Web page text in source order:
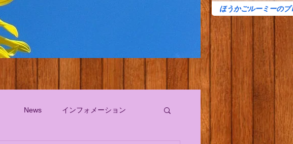
ほうかごルーミーのブ
News インフォメーション